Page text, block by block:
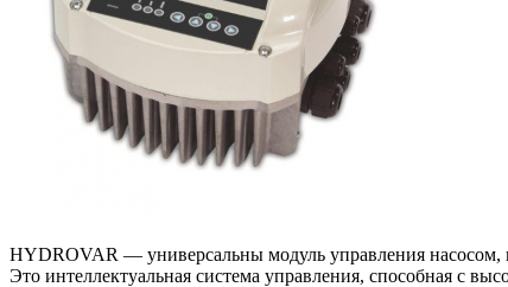
HYDROVAR — универсальны модуль управления насосом,
Это интеллектуальная система управления, способная с